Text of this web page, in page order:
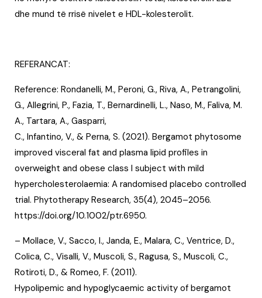
dhe mund të rrisë nivelet e HDL-kolesterolit.
REFERANCAT:
Reference: Rondanelli, M., Peroni, G., Riva, A., Petrangolini,
G., Allegrini, P., Fazia, T., Bernardinelli, L., Naso, M., Faliva, M.
A., Tartara, A., Gasparri,
C., Infantino, V., & Perna, S. (2021). Bergamot phytosome
improved visceral fat and plasma lipid profiles in
overweight and obese class I subject with mild
hypercholesterolaemia: A randomised placebo controlled
trial. Phytotherapy Research, 35(4), 2045–2056.
https://doi.org/10.1002/ptr.6950.
– Mollace, V., Sacco, I., Janda, E., Malara, C., Ventrice, D.,
Colica, C., Visalli, V., Muscoli, S., Ragusa, S., Muscoli, C.,
Rotiroti, D., & Romeo, F. (2011).
Hypolipemic and hypoglycaemic activity of bergamot